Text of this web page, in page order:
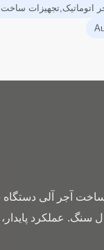
ساخت
آجر آلی دستگاه
سنگ. عملکرد پایدار،